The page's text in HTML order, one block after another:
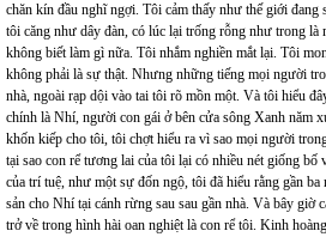
chăn kín đầu nghĩ ngợi. Tôi cảm thấy như thế giới đang
tôi căng như dây đàn, có lúc lại trống rỗng như trong là
không biết làm gì nữa. Tôi nhắm nghiền mắt lại. Tôi
không phải là sự thật. Nhưng những tiếng mọi người
nhà, ngoài rạp dội vào tai tôi rõ mồn một. Và tôi hiểu
chính là Nhí, người con gái ở bên cửa sông Xanh năm
khốn kiếp cho tôi, tôi chợt hiểu ra vì sao mọi người
tại sao con rể tương lai của tôi lại có nhiều nét giống bố
của trí tuệ, như một sự đốn ngộ, tôi đã hiểu rằng gần
sản cho Nhí tại cánh rừng sau sau gần nhà. Và bây giờ
trở về trong hình hài oan nghiệt là con rể tôi. Kinh